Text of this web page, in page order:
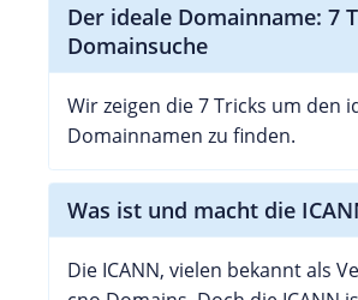
Der ideale Domainname: 7
Domainsuche
Wir zeigen die 7 Tricks um den
Domainnamen zu finden.
Was ist und macht die
Die ICANN, vielen bekannt als